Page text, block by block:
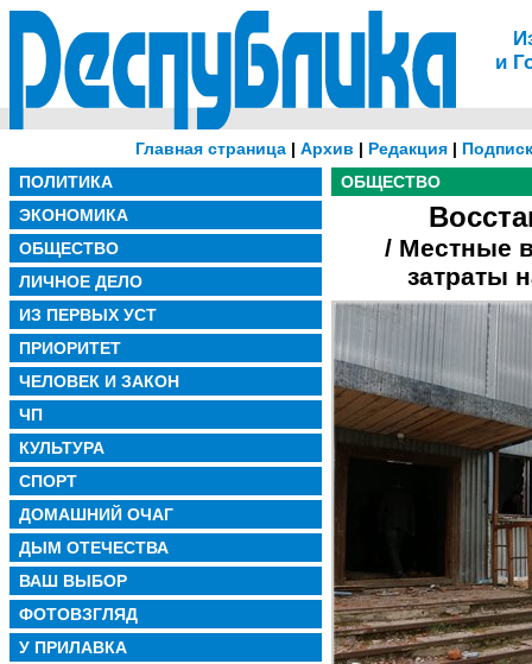
и
Главная страница| Архив | Редакция|
ПОЛИТИКА
ЭКОНОМИКА
ОБЩЕСТВО
ЛИЧНОЕ ДЕЛО
ИЗ ПЕРВЫХ УСТ
ПРИОРИТЕТ
ЧЕЛОВЕК И ЗАКОН
ЧП
КУЛЬТУРА
СПОРТ
ДОМАШНИЙ ОЧАГ
ДЫМ ОТЕЧЕСТВА
ВАШ ВЫБОР
ФОТОВЗГЛЯД
У ПРИЛАВКА
ОБЩЕСТВО
/ Местные
затраты